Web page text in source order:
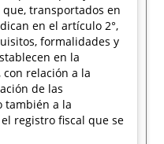
transportados en
en el artículo 2°,
formalidades y
en la
relación a la
de las
también a la
registro fiscal que se